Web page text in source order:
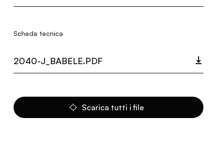
Scheda tecnica
2040-J_BABELE.PDF
Scarica tutti i file